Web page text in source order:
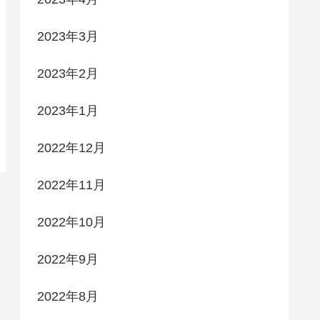
2023年3月
2023年2月
2023年1月
2022年12月
2022年11月
2022年10月
2022年9月
2022年8月